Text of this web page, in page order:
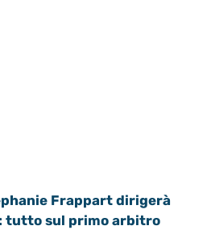
Frappart dirigerà
tutto sul primo arbitro